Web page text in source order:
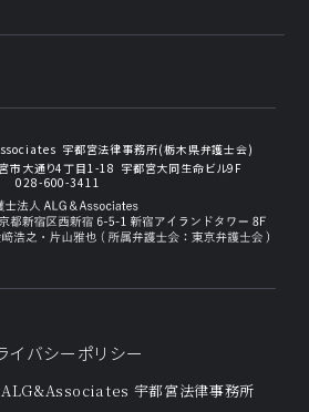
宇都宮法律事務所(栃木県弁護士会)
市大通り4丁目1-18 宇都宮大同生命ビル9F
028-600-3411
イバシーポリシー
宇都宮法律事務所